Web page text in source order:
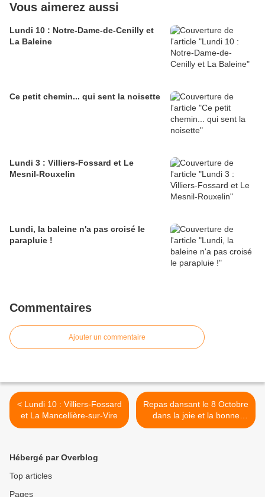
Vous aimerez aussi
Lundi 10 : Notre-Dame-de-Cenilly et
La Baleine
Ce petit chemin... qui sent la noisette
Lundi 3 : Villiers-Fossard et Le
Mesnil-Rouxelin
Lundi, la baleine n'a pas croisé le
parapluie !
Commentaires
Ajouter un commentaire
< Lundi 10 : Villiers-Fossard
et La Mancellière-sur-Vire
Repas dansant le 8 Octobre
dans la joie et la bonne
humeur ... pour la santé >
Hébergé par Overblog
Top articles
Pages